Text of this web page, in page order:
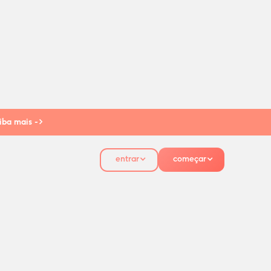
mais ->
entrar começar